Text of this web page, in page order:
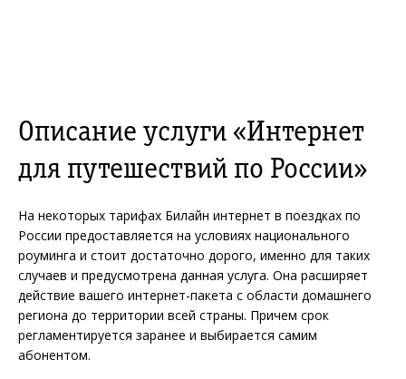
Описание услуги «Интернет
для путешествий по России»
На некоторых тарифах Билайн интернет в поездках по
России предоставляется на условиях национального
роуминга и стоит достаточно дорого, именно для таких
случаев и предусмотрена данная услуга. Она расширяет
действие вашего интернет-пакета с области домашнего
региона до территории всей страны. Причем срок
регламентируется заранее и выбирается самим
абонентом.